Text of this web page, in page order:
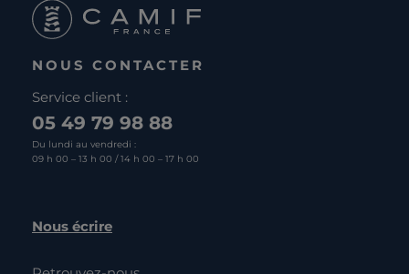
NOUS CONTACTER
Service client :
05 49 79 98 88
Du lundi au vendredi :
09 h 00 – 13 h 00 / 14 h 00 – 17 h 00
Nous écrire